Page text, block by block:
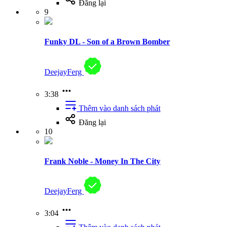
Đăng lại
9
Funky DL - Son of a Brown Bomber
DeejayFerg
3:38
Thêm vào danh sách phát
Đăng lại
10
Frank Noble - Money In The City
DeejayFerg
3:04